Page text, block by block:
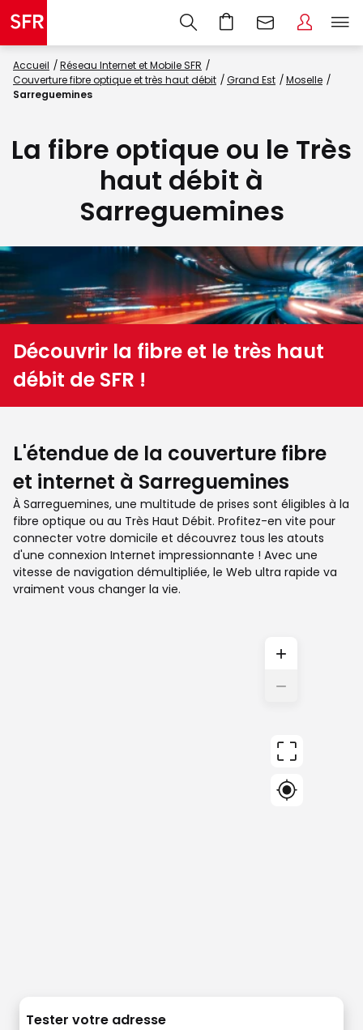
Accueil
Réseau Internet et Mobile SFR
Couverture fibre optique et très haut débit
Grand Est
Moselle
Sarreguemines
La fibre optique ou le Très
haut débit à
Sarreguemines
Découvrir la fibre et le très haut
débit de SFR !
L'étendue de la couverture fibre
et internet à Sarreguemines
À Sarreguemines, une multitude de prises sont éligibles à la
fibre optique ou au Très Haut Débit. Profitez-en vite pour
connecter votre domicile et découvrez tous les atouts
d'une connexion Internet impressionnante ! Avec une
vitesse de navigation démultipliée, le Web ultra rapide va
vraiment vous changer la vie.
+
−
Tester votre adresse